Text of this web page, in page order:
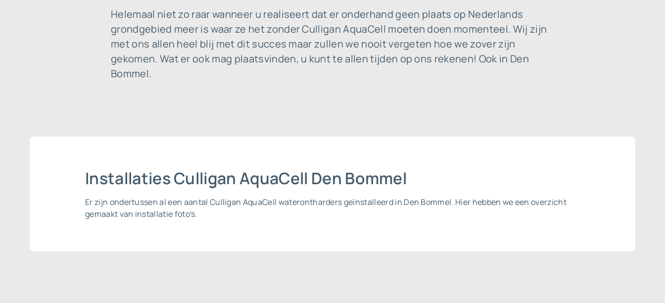
Helemaal niet zo raar wanneer u realiseert dat er onderhand geen plaats op Nederlands
grondgebied meer is waar ze het zonder Culligan AquaCell moeten doen momenteel. Wij zijn
met ons allen heel blij met dit succes maar zullen we nooit vergeten hoe we zover zijn
gekomen. Wat er ook mag plaatsvinden, u kunt te allen tijden op ons rekenen! Ook in Den
Bommel.
Installaties Culligan AquaCell Den Bommel
Er zijn ondertussen al een aantal Culligan AquaCell waterontharders geïnstalleerd in Den Bommel. Hier hebben we een overzicht
gemaakt van installatie foto's.